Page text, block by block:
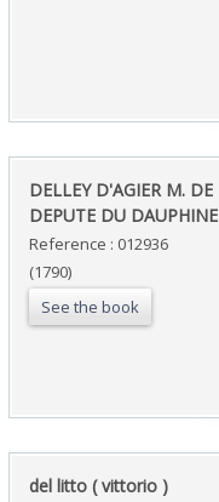
‎DELLEY D'AGIER M. DE
DEPUTE DU DAUPHINE‎
Reference : 012936
(1790)
See the book
‎del litto ( vittorio )‎